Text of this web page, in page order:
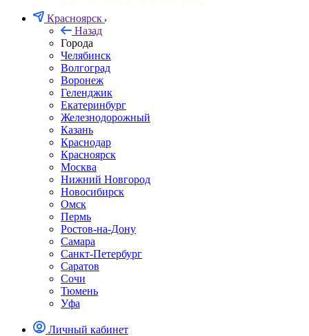
Красноярск
Назад
Города
Челябинск
Волгоград
Воронеж
Геленджик
Екатеринбург
Железнодорожный
Казань
Краснодар
Красноярск
Москва
Нижний Новгород
Новосибирск
Омск
Пермь
Ростов-на-Дону
Самара
Санкт-Петербург
Саратов
Сочи
Тюмень
Уфа
Личный кабинет